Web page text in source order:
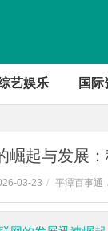
艺娱乐 国际
崛起与发展
03-23 / 平潭百事通